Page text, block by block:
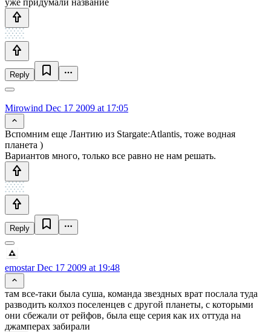
Reply
Mirowind Dec 17 2009 at 17:05
Вспомним еще Лантию из Stargate:Atlantis, тоже водная
планета )
Вариантов много, только все равно не нам решать.
Reply
emostarDec 17 2009 at 19:48
там все-таки была суша, команда звездных врат послала туда
разводить колхоз поселенцев с другой планеты, с которыми
они сбежали от рейфов, была еще серия как их оттуда на
джамперах забирали